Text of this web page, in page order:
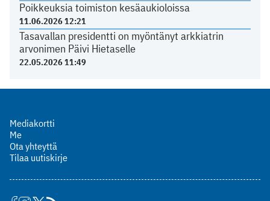
Poikkeuksia toimiston kesäaukioloissa
11.06.2026 12:21
Tasavallan presidentti on myöntänyt arkkiatrin
arvonimen Päivi Hietaselle
22.05.2026 11:49
Mediakortti
Me
Ota yhteyttä
Tilaa uutiskirje